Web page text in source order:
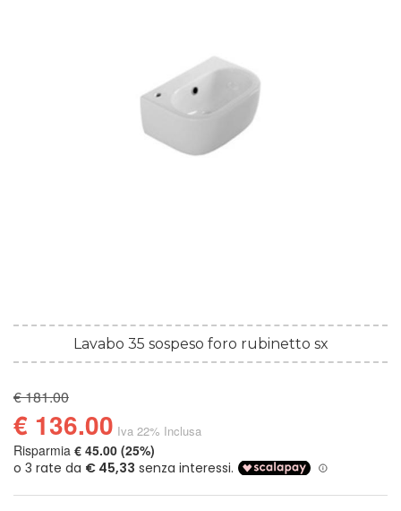
Lavabo 35 sospeso foro rubinetto sx
€ 181.00
€ 136.00 Iva 22% Inclusa
Risparmia € 45.00 (25%)